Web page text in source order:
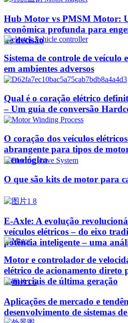
Hub Motor vs PMSM Motor:
econômica profunda para
de decisão
Sistema de controle de veículo
em ambientes adversos
Qual é o coração elétrico
– Um guia de conversão
O coração dos veículos
abrangente para tipos de
tecnológica
O que são kits de motor para
E-Axle: A evolução
veículos elétricos – do eixo
potência inteligente – uma
Motor e controlador de
elétrico de acionamento
comerciais de última geração
Aplicações de mercado e
desenvolvimento de sistemas